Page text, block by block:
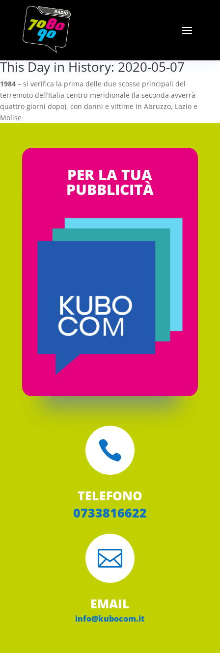
This Day in History: 2020-05-07
1984 – si verifica la prima delle due scosse principali del
terremoto dell’Italia centro-meridionale (la seconda avverrà
quattro giorni dopo), con danni e vittime in Abruzzo, Lazio e
Molise
PER LA TUA
PUBBLICITÀ

TELEFONO
0733816622

EMAIL
info@kubocom.it